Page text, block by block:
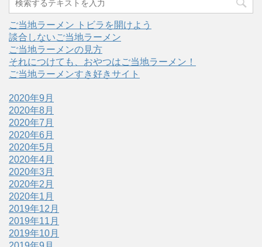
ご当地ラーメン トビラを開けよう
談合しないご当地ラーメン
ご当地ラーメンの見方
それにつけても、おやつはご当地ラーメン！
ご当地ラーメンすき好きサイト
2020年9月
2020年8月
2020年7月
2020年6月
2020年5月
2020年4月
2020年3月
2020年2月
2020年1月
2019年12月
2019年11月
2019年10月